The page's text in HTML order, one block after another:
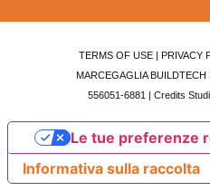
TERMS OF USE| PRIVACY
MARCEGAGLIA
556051-6881 | Credits
Informativa sulla raccolta
Le tue preferenze